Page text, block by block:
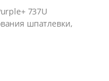
737U
шпатлевки,